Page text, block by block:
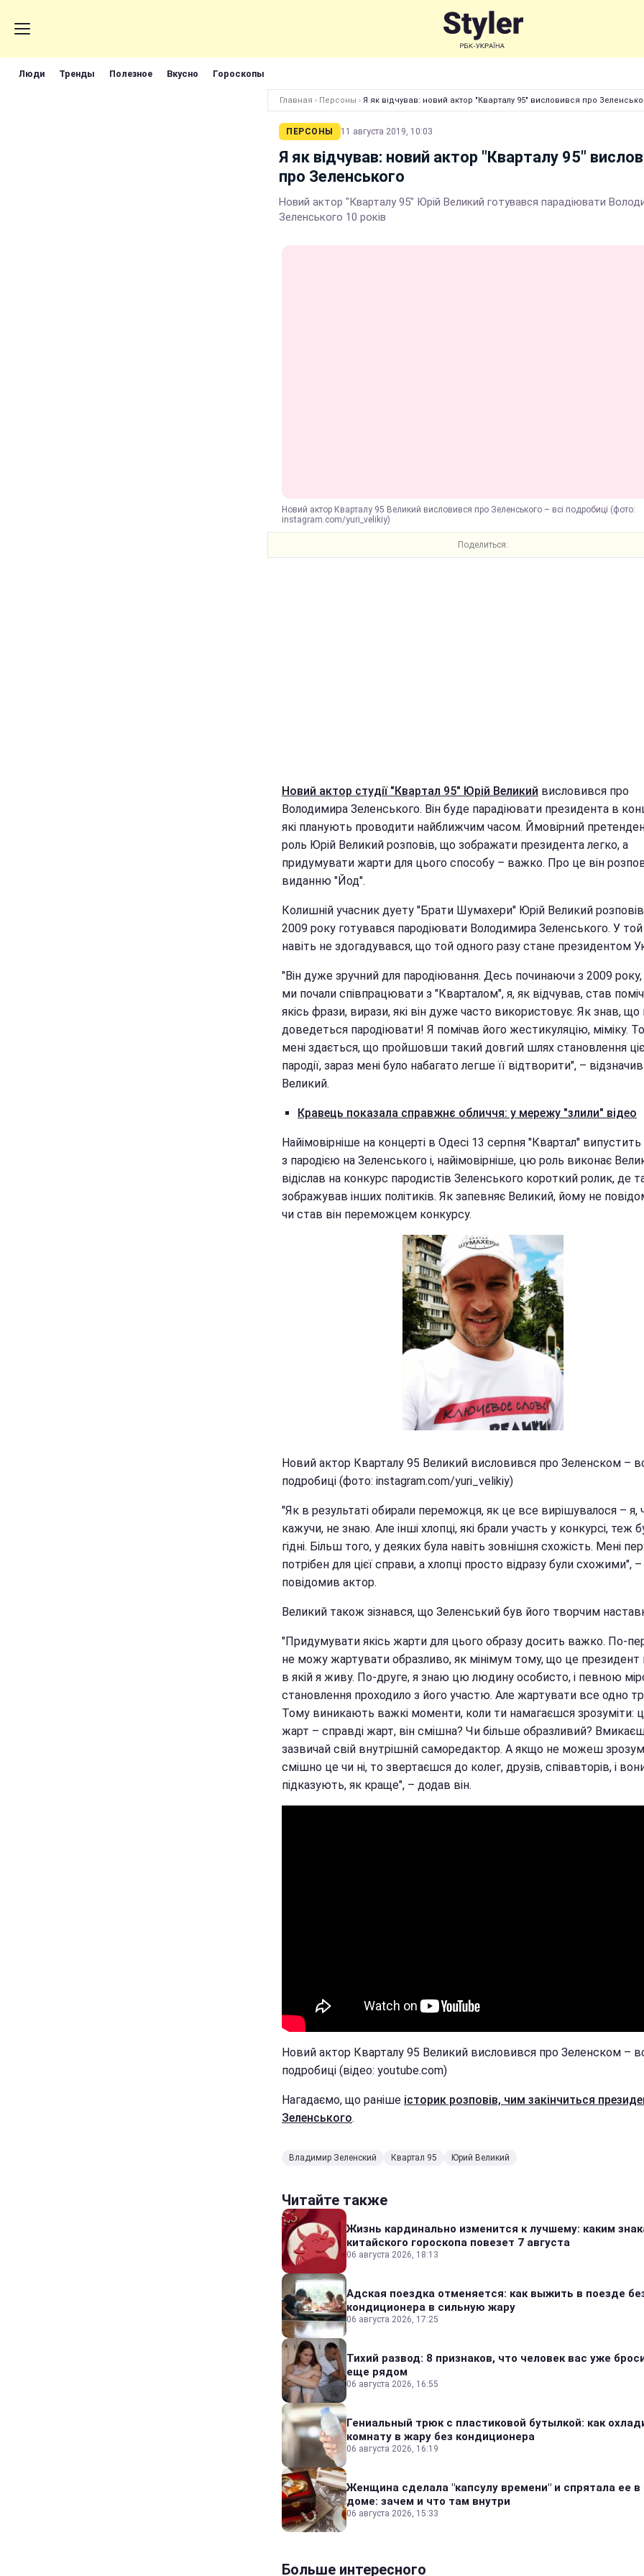
Люди Тренды Полезное Вкусно Гороскопы
Главная › Персоны › Я як відчував: новий актор "Кварталу 95" висловився про
ПЕРСОНЫ 11 августа 2019, 10:03
Я як відчував: новий актор "Кварталу 95"
про Зеленського
Новий актор "Кварталу 95" Юрій Великий готувався парадіювати
Зеленського 10 років
Новий актор Кварталу 95 Великий висловився про Зеленського – всі подробиці (фото:
instagram.com/yuri_velikiy)
Поделиться:
Новий актор студії "Квартал 95" Юрій Великий висловився про
Володимира Зеленського. Він буде парадіювати президента в
які планують проводити найближчим часом. Ймовірний
роль Юрій Великий розповів, що зображати президента легко, а
придумувати жарти для цього способу – важко. Про це він
виданню "Йод".
Колишній учасник дуету "Брати Шумахери" Юрій Великий
2009 року готувався пародіювати Володимира Зеленського. У той
навіть не здогадувався, що той одного разу стане президентом
"Він дуже зручний для пародіювання. Десь починаючи з 2009
ми почали співпрацювати з "Кварталом", я, як відчував, став
якісь фрази, вирази, які він дуже часто використовує. Як знав, що
доведеться пародіювати! Я помічав його жестикуляцію, міміку.
мені здається, що пройшовши такий довгий шлях становлення
пародії, зараз мені було набагато легше її відтворити", – відзначив
Великий.
Кравець показала справжнє обличчя: у мережу "злили" відео
Найімовірніше на концерті в Одесі 13 серпня "Квартал"
з пародією на Зеленського і, найімовірніше, цю роль виконає
відіслав на конкурс пародистів Зеленського короткий ролик, де
зображував інших політиків. Як запевняє Великий, йому не
чи став він переможцем конкурсу.
Новий актор Кварталу 95 Великий висловився про Зеленском –
подробиці (фото: instagram.com/yuri_velikiy)
"Як в результаті обирали переможця, як це все вирішувалося – я,
кажучи, не знаю. Але інші хлопці, які брали участь у конкурсі, теж
гідні. Більш того, у деяких була навіть зовнішня схожість. Мені
потрібен для цієї справи, а хлопці просто відразу були схожими", –
повідомив актор.
Великий також зізнався, що Зеленський був його творчим
"Придумувати якісь жарти для цього образу досить важко. По-
не можу жартувати образливо, як мінімум тому, що це президент
в якій я живу. По-друге, я знаю цю людину особисто, і певною
становлення проходило з його участю. Але жартувати все одно
Тому виникають важкі моменти, коли ти намагаєшся зрозуміти:
жарт – справді жарт, він смішна? Чи більше образливий?
зазвичай свій внутрішній саморедактор. А якщо не можеш
смішно це чи ні, то звертаєшся до колег, друзів, співавторів, і
підказують, як краще", – додав він.
Новий актор Кварталу 95 Великий висловився про Зеленском –
подробиці (відео: youtube.com)
Нагадаємо, що раніше історик розповів, чим закінчиться
Зеленського.
Владимир Зеленский Квартал 95 Юрий Великий
Читайте также
Жизнь кардинально изменится к лучшему: каким
китайского гороскопа повезет 7 августа
06 августа 2026, 18:13
Адская поездка отменяется: как выжить в поезде
кондиционера в сильную жару
06 августа 2026, 17:25
Тихий развод: 8 признаков, что человек вас уже
еще рядом
06 августа 2026, 16:55
Гениальный трюк с пластиковой бутылкой: как
комнату в жару без кондиционера
06 августа 2026, 16:19
Женщина сделала "капсулу времени" и спрятала ее в
доме: зачем и что там внутри
06 августа 2026, 15:33
Больше интересного